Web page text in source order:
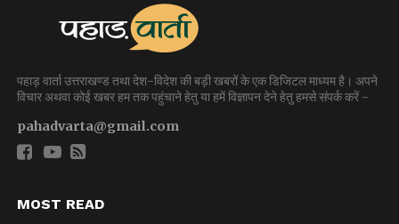
पहाड़ वार्ता उत्तराखण्ड तथा देश-विदेश की बड़ी खबरों के एक डिजिटल माध्यम है। अपने
विचार अथवा कोई खबर हम तक पहुंचाने हेतु या हमें विज्ञापन देने हेतु हमसे संपर्क करें -
pahadvarta@gmail.com
MOST READ